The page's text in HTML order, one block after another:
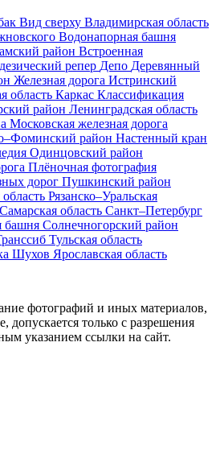
Вид сверху Владимирская область
Водонапорная башня
район Встроенная
репер Депо Деревянный
Железная дорога Истринский
область Каркас Классификация
район Ленинградская область
Московская железная дорога
район Настенный кран
Одинцовский район
Плёночная фотография
дорог Пушкинский район
область Рязанско–Уральская
Самарская область Санкт–Петербург
башня Солнечногорский район
Тульская область
Шухов Ярославская область
фотографий и иных материалов,
допускается только с разрешения
указанием ссылки на сайт.